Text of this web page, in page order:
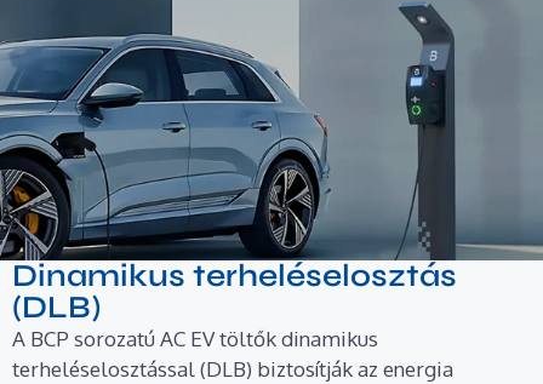
Dinamikus terheléselosztás
(DLB)
A BCP sorozatú AC EV töltők dinamikus
terheléselosztással (DLB) biztosítják az energia